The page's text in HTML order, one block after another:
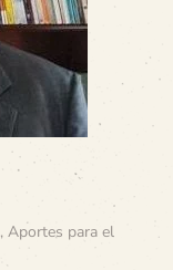
, Aportes para el